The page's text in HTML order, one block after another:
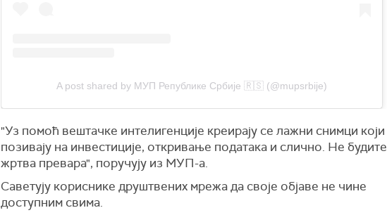
A post shared by МУП Републике Србије 🇷🇸 (@mupsrbije)
"Уз помоћ вештачке интелигенције креирају се лажни снимци који
позивају на инвестиције, откривање података и слично. Не будите
жртва превара", поручују из МУП-а.
Саветују кориснике друштвених мрежа да своје објаве не чине
доступним свима.